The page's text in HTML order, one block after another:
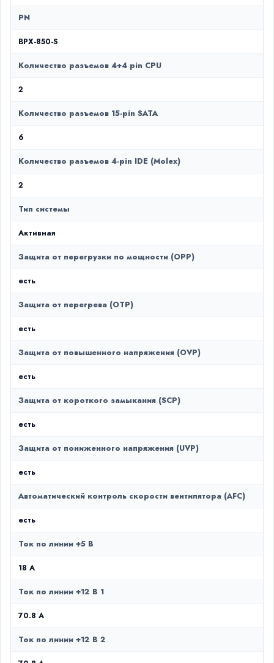
PN
BPX-850-S
Количество разъемов 4+4 pin CPU
2
Количество разъемов 15-pin SATA
6
Количество разъемов 4-pin IDE (Molex)
2
Тип системы
Активная
Защита от перегрузки по мощности (OPP)
есть
Защита от перегрева (OTP)
есть
Защита от повышенного напряжения (OVP)
есть
Защита от короткого замыкания (SCP)
есть
Защита от пониженного напряжения (UVP)
есть
Автоматический контроль скорости вентилятора (AFC)
есть
Ток по линии +5 В
18 A
Ток по линии +12 В 1
70.8 A
Ток по линии +12 В 2